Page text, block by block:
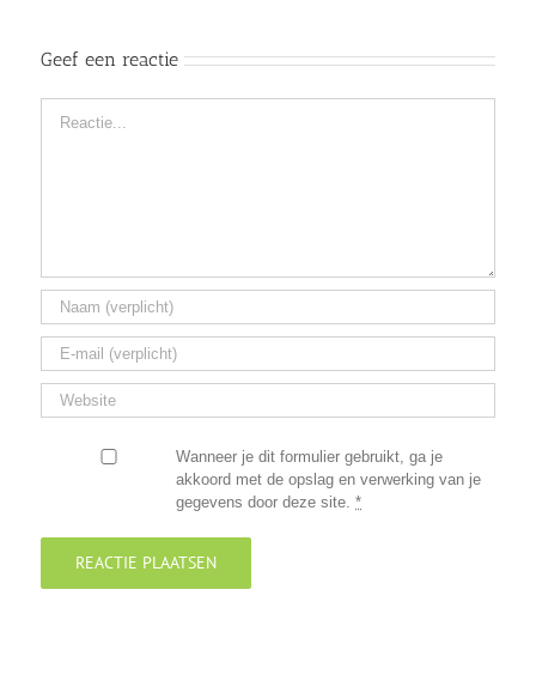
Geef een reactie
Wanneer je dit formulier gebruikt, ga je
akkoord met de opslag en verwerking van je
gegevens door deze site.*